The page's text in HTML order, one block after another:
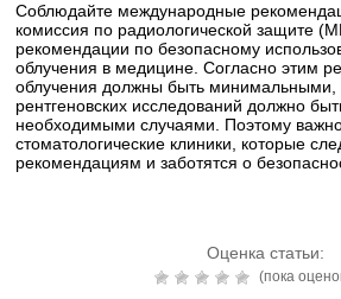
Соблюдайте международные
комиссия по радиологической защите
рекомендации по безопасному
облучения в медицине. Согласно этим
облучения должны быть минимальными,
рентгеновских исследований должно
необходимыми случаями. Поэтому
стоматологические клиники, которые
рекомендациям и заботятся о
Оценка статьи:
(пока